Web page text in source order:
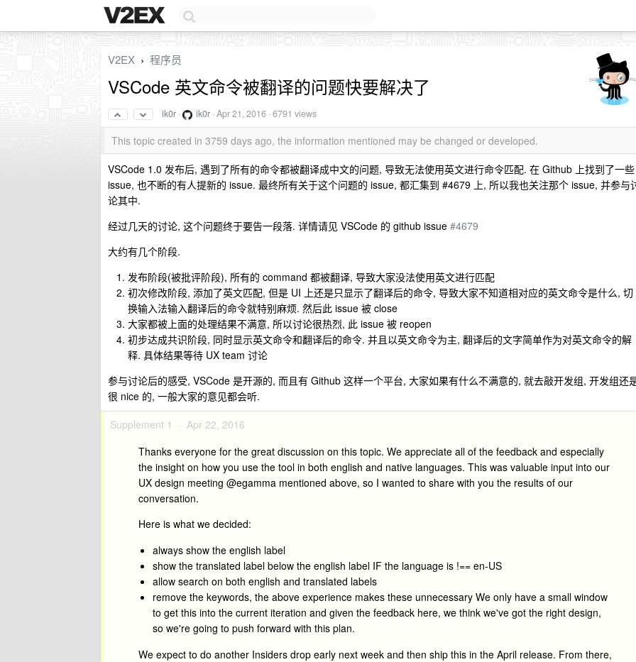
V2EX › 程序员
VSCode 英文命令被翻译的问题快要解决了
ik0r · ik0r ·Apr 21, 2016 · 6791 views
This topic created in 3759 days ago, the information mentioned may be changed or developed.
VSCode 1.0 发布后, 遇到了所有的命令都被翻译成中文的问题, 导致无法使用英文进行命令匹配. 在 Github 上找到了一些
issue, 也不断的有人提新的 issue. 最终所有关于这个问题的 issue, 都汇集到 #4679 上, 所以我也关注那个 issue, 并参与
论其中.
经过几天的讨论, 这个问题终于要告一段落. 详情请见 VSCode 的 github issue #4679
大约有几个阶段.
发布阶段(被批评阶段), 所有的 command 都被翻译, 导致大家没法使用英文进行匹配
初次修改阶段, 添加了英文匹配, 但是 UI 上还是只显示了翻译后的命令, 导致大家不知道相对应的英文命令是什么, 切
换输入法输入翻译后的命令就特别麻烦. 然后此 issue 被 close
大家都被上面的处理结果不满意, 所以讨论很热烈, 此 issue 被 reopen
初步达成共识阶段, 同时显示英文命令和翻译后的命令. 并且以英文命令为主, 翻译后的文字简单作为对英文命令的解
释. 具体结果等待 UX team 讨论
参与讨论后的感受, VSCode 是开源的, 而且有 Github 这样一个平台, 大家如果有什么不满意的, 就去敲开发组, 开发组还
很 nice 的, 一般大家的意见都会听.
Supplement 1 · Apr 22, 2016
Thanks everyone for the great discussion on this topic. We appreciate all of the feedback and especially
the insight on how you use the tool in both english and native languages. This was valuable input into our
UX design meeting @egamma mentioned above, so I wanted to share with you the results of our
conversation.
Here is what we decided:
always show the english label
show the translated label below the english label IF the language is !== en-US
allow search on both english and translated labels
remove the keywords, the above experience makes these unnecessary We only have a small window
to get this into the current iteration and given the feedback here, we think we've got the right design,
so we're going to push forward with this plan.
We expect to do another Insiders drop early next week and then ship this in the April release. From there,